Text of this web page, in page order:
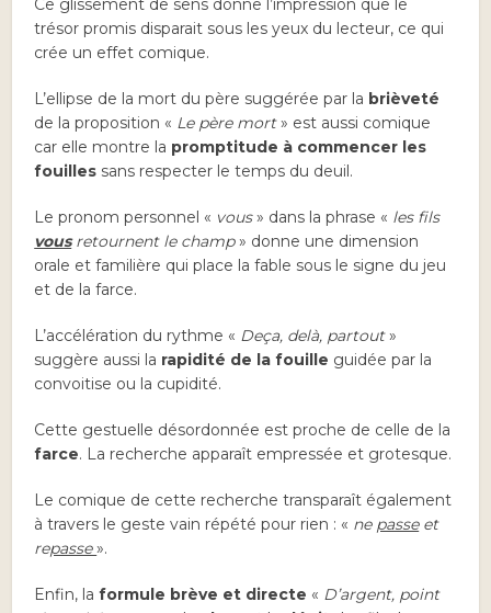
Ce glissement de sens donne l’impression que le
trésor promis disparait sous les yeux du lecteur, ce qui
crée un effet comique.
L’ellipse de la mort du père suggérée par la brièveté
de la proposition « Le père mort» est aussi comique
car elle montre la promptitude à commencer les
fouilles sans respecter le temps du deuil.
Le pronom personnel « vous» dans la phrase « les fils
vousretournent le champ» donne une dimension
orale et familière qui place la fable sous le signe du jeu
et de la farce.
L’accélération du rythme « Deça, delà, partout»
suggère aussi la rapidité de la fouille guidée par la
convoitise ou la cupidité.
Cette gestuelle désordonnée est proche de celle de la
farce. La recherche apparaît empressée et grotesque.
Le comique de cette recherche transparaît également
à travers le geste vain répété pour rien : « ne passeet
repasse».
Enfin, laformule brève et directe « D’argent, point